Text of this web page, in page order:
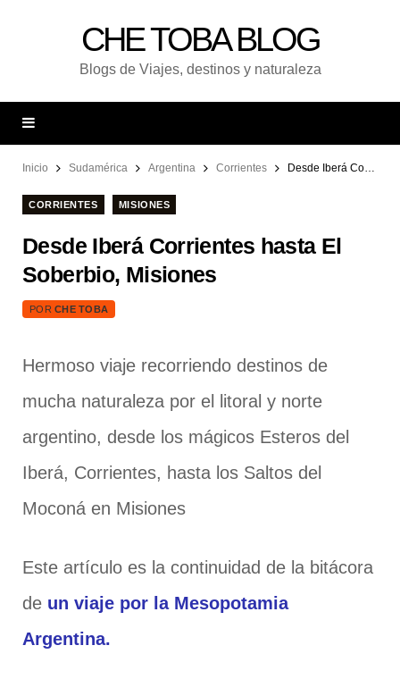
CHE TOBA BLOG
Blogs de Viajes, destinos y naturaleza
Inicio Sudamérica Argentina Corrientes Desde Iberá Corrientes hasta El Soberbio, Misiones
CORRIENTES MISIONES
Desde Iberá Corrientes hasta El
Soberbio, Misiones
POR CHE TOBA
Hermoso viaje recorriendo destinos de
mucha naturaleza por el litoral y norte
argentino, desde los mágicos Esteros del
Iberá, Corrientes, hasta los Saltos del
Moconá en Misiones
Este artículo es la continuidad de la bitácora
de un viaje por la Mesopotamia
Argentina.